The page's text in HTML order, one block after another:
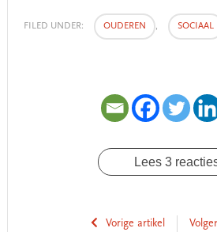
FILED UNDER: OUDEREN , SOCIAAL
Lees 3
Vorige artikel